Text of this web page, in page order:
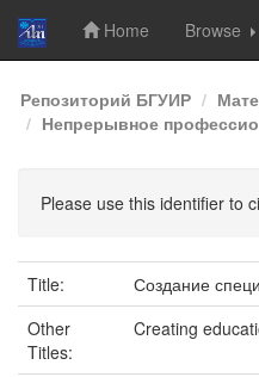
Skip
navigation
Home Browse
Репозиторий БГУИР
Непрерывное
Please use this identifier to
Title:
Создание
Other
Titles:
Creating